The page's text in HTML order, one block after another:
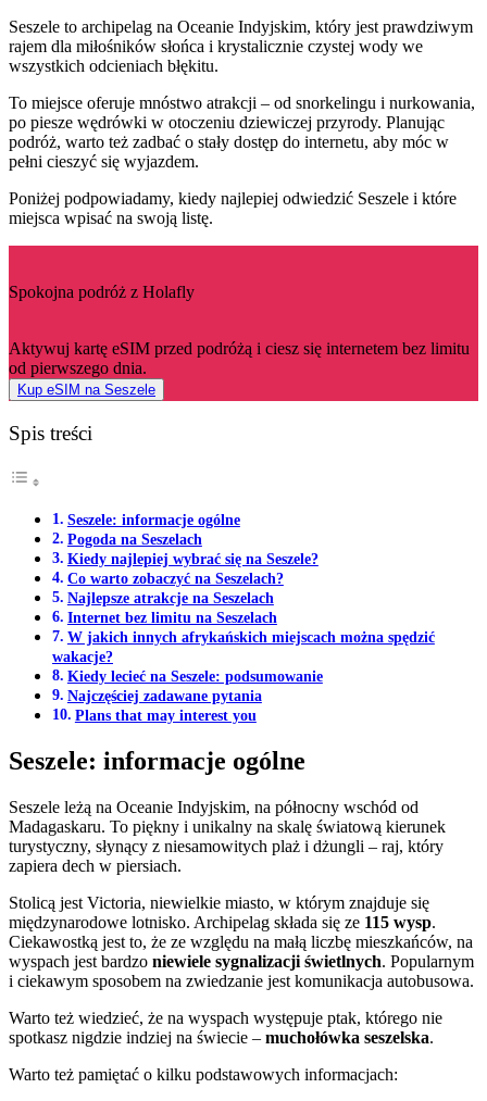
Seszele to archipelag na Oceanie Indyjskim, który jest prawdziwym
rajem dla miłośników słońca i krystalicznie czystej wody we
wszystkich odcieniach błękitu.
To miejsce oferuje mnóstwo atrakcji – od snorkelingu i nurkowania,
po piesze wędrówki w otoczeniu dziewiczej przyrody. Planując
podróż, warto też zadbać o stały dostęp do internetu, aby móc w
pełni cieszyć się wyjazdem.
Poniżej podpowiadamy, kiedy najlepiej odwiedzić Seszele i które
miejsca wpisać na swoją listę.
Spokojna podróż z Holafly
Aktywuj kartę eSIM przed podróżą i ciesz się internetem bez limitu
od pierwszego dnia.
Kup eSIM na Seszele
Spis treści
Seszele: informacje ogólne
Pogoda na Seszelach
Kiedy najlepiej wybrać się na Seszele?
Co warto zobaczyć na Seszelach?
Najlepsze atrakcje na Seszelach
Internet bez limitu na Seszelach
W jakich innych afrykańskich miejscach można spędzić
wakacje?
Kiedy lecieć na Seszele: podsumowanie
Najczęściej zadawane pytania
Plans that may interest you
Seszele: informacje ogólne
Seszele leżą na Oceanie Indyjskim, na północny wschód od
Madagaskaru. To piękny i unikalny na skalę światową kierunek
turystyczny, słynący z niesamowitych plaż i dżungli – raj, który
zapiera dech w piersiach.
Stolicą jest Victoria, niewielkie miasto, w którym znajduje się
międzynarodowe lotnisko. Archipelag składa się ze 115 wysp.
Ciekawostką jest to, że ze względu na małą liczbę mieszkańców, na
wyspach jest bardzo niewiele sygnalizacji świetlnych. Popularnym
i ciekawym sposobem na zwiedzanie jest komunikacja autobusowa.
Warto też wiedzieć, że na wyspach występuje ptak, którego nie
spotkasz nigdzie indziej na świecie – muchołówka seszelska.
Warto też pamiętać o kilku podstawowych informacjach: